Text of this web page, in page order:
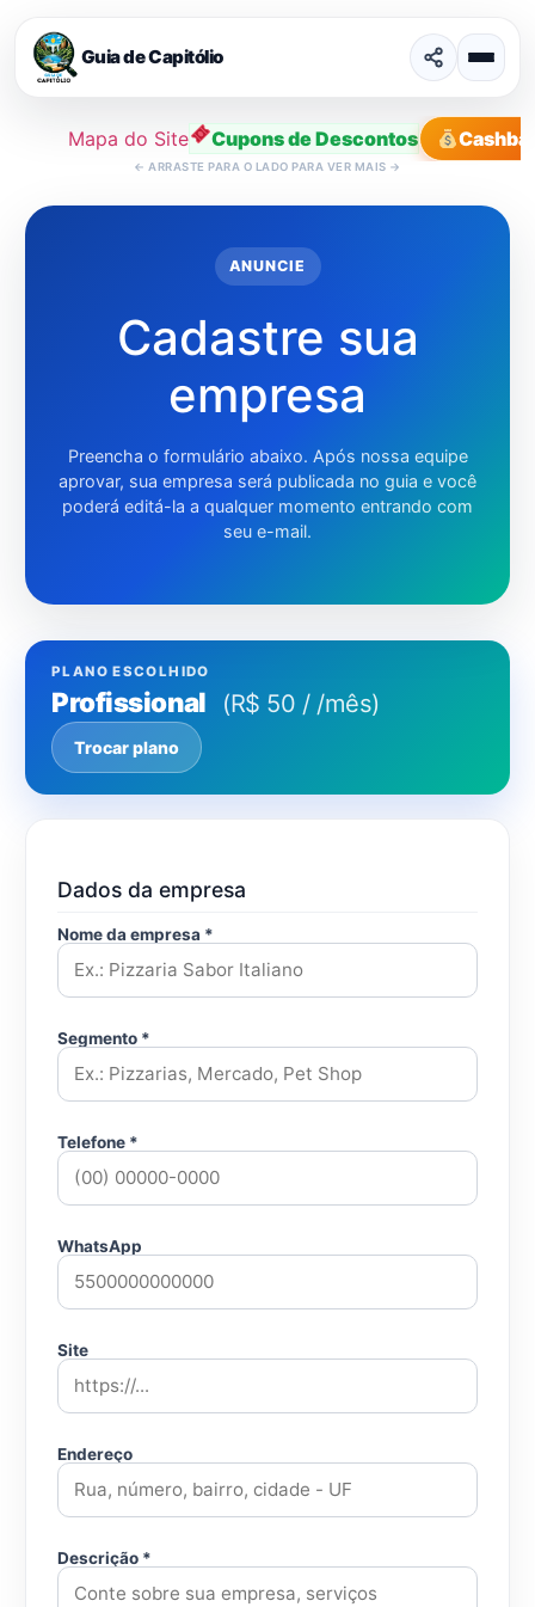
Guia de Capitólio
Mapa do Site Cupons de Descontos
← ARRASTE PARA O LADO PARA VER MAIS →
para
ANUNCIE
Cadastre sua
empresa
Preencha o formulário abaixo. Após nossa equipe
aprovar, sua empresa será publicada no guia e você
poderá editá-la a qualquer momento entrando com
seu e-mail.
PLANO ESCOLHIDO
Profissional (R$ 50 / /mês)
Trocar plano
Dados da empresa
Nome da empresa *
Segmento *
Telefone *
WhatsApp
Site
Endereço
Descrição *